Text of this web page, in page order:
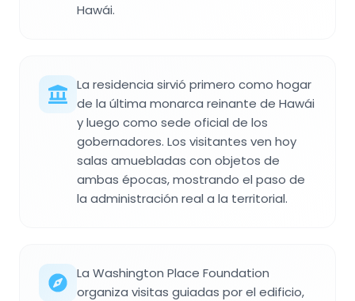
Hawái.
La residencia sirvió primero como hogar
de la última monarca reinante de Hawái
y luego como sede oficial de los
gobernadores. Los visitantes ven hoy
salas amuebladas con objetos de
ambas épocas, mostrando el paso de
la administración real a la territorial.
La Washington Place Foundation
organiza visitas guiadas por el edificio,